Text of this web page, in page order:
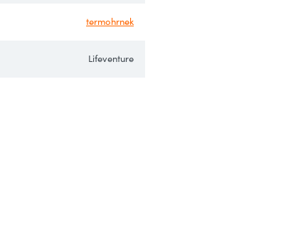
termohrnek
Lifeventure